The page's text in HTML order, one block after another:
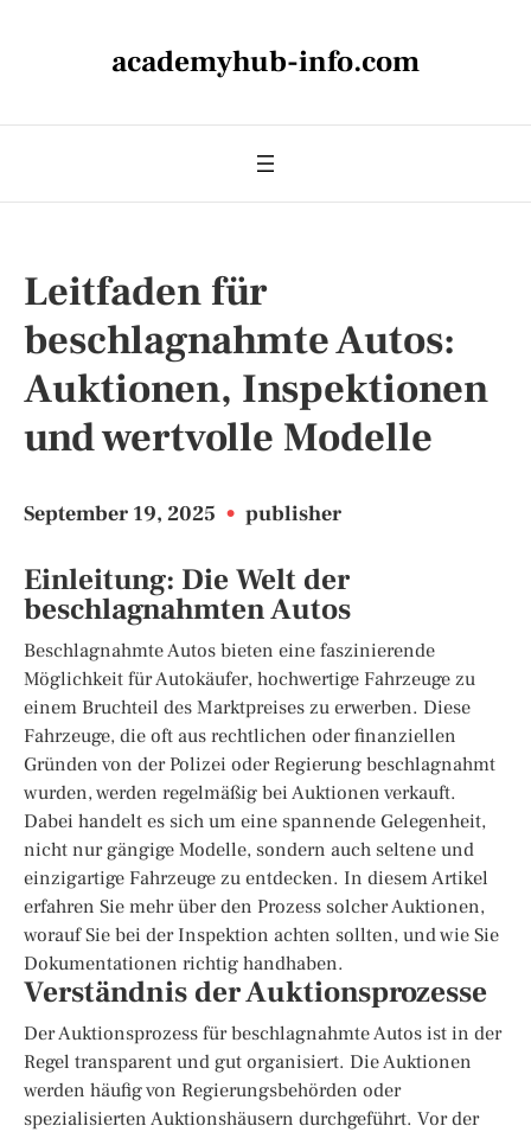
academyhub-info.com
Leitfaden für
beschlagnahmte Autos:
Auktionen, Inspektionen
und wertvolle Modelle
September 19, 2025 • publisher
Einleitung: Die Welt der
beschlagnahmten Autos
Beschlagnahmte Autos bieten eine faszinierende
Möglichkeit für Autokäufer, hochwertige Fahrzeuge zu
einem Bruchteil des Marktpreises zu erwerben. Diese
Fahrzeuge, die oft aus rechtlichen oder finanziellen
Gründen von der Polizei oder Regierung beschlagnahmt
wurden, werden regelmäßig bei Auktionen verkauft.
Dabei handelt es sich um eine spannende Gelegenheit,
nicht nur gängige Modelle, sondern auch seltene und
einzigartige Fahrzeuge zu entdecken. In diesem Artikel
erfahren Sie mehr über den Prozess solcher Auktionen,
worauf Sie bei der Inspektion achten sollten, und wie Sie
Dokumentationen richtig handhaben.
Verständnis der Auktionsprozesse
Der Auktionsprozess für beschlagnahmte Autos ist in der
Regel transparent und gut organisiert. Die Auktionen
werden häufig von Regierungsbehörden oder
spezialisierten Auktionshäusern durchgeführt. Vor der